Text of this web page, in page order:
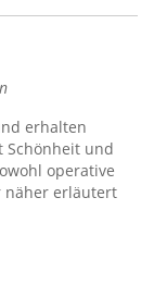
erhalten
Schönheit und
operative
näher erläutert